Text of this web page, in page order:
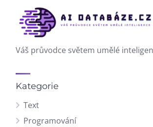
Váš průvodce světem umělé
Kategorie
Text
Programování